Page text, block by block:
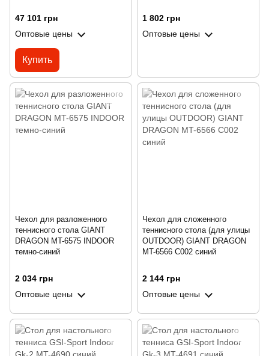
47 101 грн
Оптовые цены
Купить
1 802 грн
Оптовые цены
Чехол для разложенного
теннисного стола GIANT
DRAGON MT-6575 INDOOR
темно-синий
2 034 грн
Оптовые цены
Чехол для сложенного
теннисного стола (для улицы
OUTDOOR) GIANT DRAGON
MT-6566 C002 синий
2 144 грн
Оптовые цены